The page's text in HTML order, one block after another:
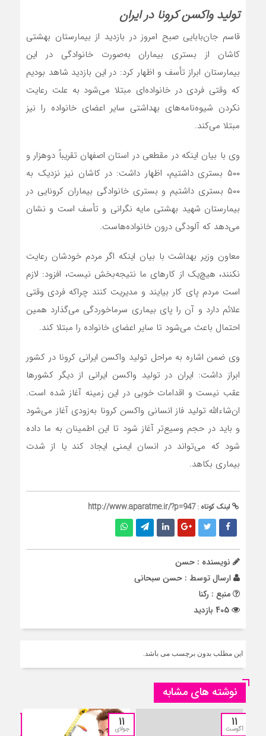
تولید واکسن کرونا در ایران
قاسم جان‌بابایی صبح امروز در بازدید از بیمارستان بهشتی
کاشان از بستری بیماران به‌صورت خانوادگی در این
بیمارستان ابراز تأسف و اظهار کرد: در این بازدید شاهد بودیم
که وقتی فردی در خانواده‌ای مبتلا می‌شود به علت رعایت
نکردن شیوه‌نامه‌های بهداشتی سایر اعضای خانواده را نیز
مبتلا می‌کند.
وی با بیان اینکه در مقطعی در استان اصفهان تقریباً دوهزار و
۵۰۰ بستری داشتیم، اظهار داشت: در کاشان نیز نزدیک به
۵۰۰ بستری داشتیم و بستری خانوادگی بیماران کرونایی در
بیمارستان شهید بهشتی مایه نگرانی و تأسف است و نشان
می‌دهد که آلودگی درون خانواده‌هاست.
معاون وزیر بهداشت با بیان اینکه اگر مردم خودشان رعایت
نکنند، هیچ‌یک از کارهای ما نتیجه‌بخش نیست، افزود: لازم
است مردم پای کار بیایند و مدیریت کنند چراکه فردی وقتی
علائم دارد و آن را پای بیماری سرماخوردگی می‌گذارد همین
احتمال باعث می‌شود تا سایر اعضای خانواده را مبتلا کند.
وی ضمن اشاره به مراحل تولید واکسن ایرانی کرونا در کشور
ابراز داشت: ایران در تولید واکسن ایرانی از دیگر کشورها
عقب نیست و اقدامات خوبی در این زمینه آغاز شده است.
ان‌شا‌ءالله تولید فاز انسانی واکسن کرونا به‌زودی آغاز می‌شود
و باید در حجم وسیع‌تر آغاز شود تا این اطمینان به ما داده
شود که می‌تواند در انسان ایمنی ایجاد کند یا از شدت
بیماری بکاهد.
لینک کوتاه :http://www.aparatme.ir/?p=947
نویسنده : حسن
ارسال توسط : حسن سبحانی
منبع : رکنا
این مطلب بدون برچسب می باشد.
نوشته های مشابه
11
آگوست 11
جولای